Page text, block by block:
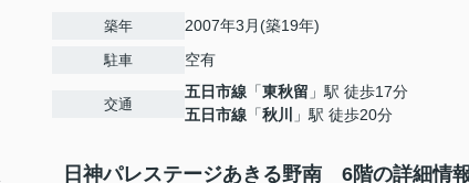
築年 2007年3月(築19年)
駐車 空有
交通
五日市線 「東秋留 」駅 徒歩17分
五日市線 「秋川 」駅 徒歩20分
日神パレステージあきる野南 6階の詳細情